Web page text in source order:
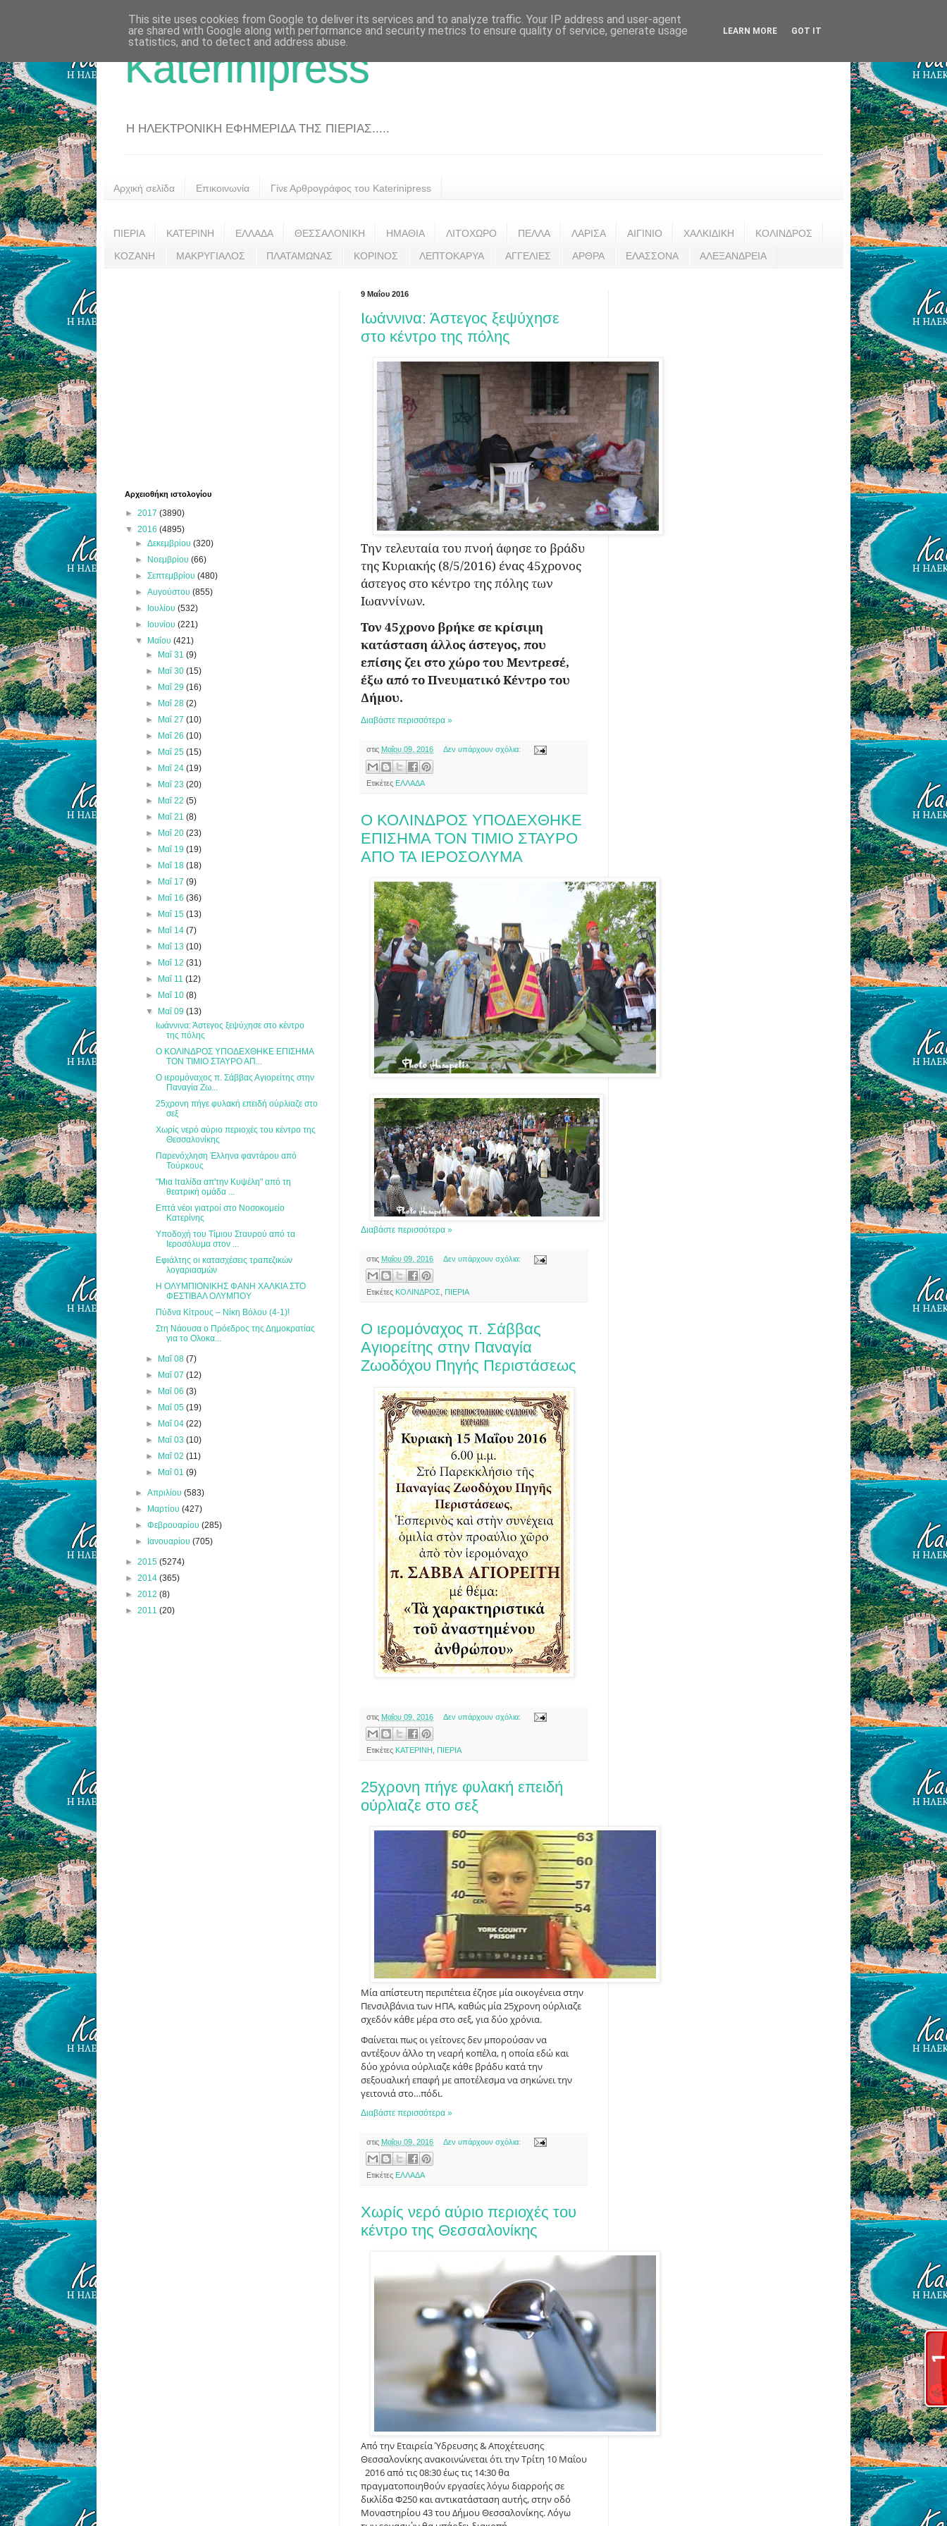
Katerinipress
Η ΗΛΕΚΤΡΟΝΙΚΗ ΕΦΗΜΕΡΙΔΑ ΤΗΣ ΠΙΕΡΙΑΣ.....
Αρχική σελίδα Επικοινωνία Γίνε Αρθρογράφος του Katerinipress
ΠΙΕΡΙΑ ΚΑΤΕΡΙΝΗ ΕΛΛΑΔΑ ΘΕΣΣΑΛΟΝΙΚΗ ΗΜΑΘΙΑ ΛΙΤΟΧΩΡΟ ΠΕΛΛΑ ΛΑΡΙΣΑ ΑΙΓΙΝΙΟ ΧΑΛΚΙΔΙΚΗ ΚΟΛΙΝΔΡΟΣ
ΚΟΖΑΝΗ ΜΑΚΡΥΓΙΑΛΟΣ ΠΛΑΤΑΜΩΝΑΣ ΚΟΡΙΝΟΣ ΛΕΠΤΟΚΑΡΥΑ ΑΓΓΕΛΙΕΣ ΑΡΘΡΑ ΕΛΑΣΣΟΝΑ ΑΛΕΞΑΝΔΡΕΙΑ
9 Μαΐου 2016
Ιωάννινα: Άστεγος ξεψύχησε
στο κέντρο της πόλης
Την τελευταία του πνοή άφησε το βράδυ
της Κυριακής (8/5/2016) ένας 45χρονος
άστεγος στο κέντρο της πόλης των
Ιωαννίνων.
Τον 45χρονο βρήκε σε κρίσιμη
κατάσταση άλλοςάστεγος, που
επίσης ζει στο χώρο του Μεντρεσέ,
έξω από το Πνευματικό Κέντρο του
Δήμου.
Διαβάστε περισσότερα »
στις Μαΐου 09, 2016 Δεν υπάρχουν σχόλια:
Ετικέτες ΕΛΛΑΔΑ
Ο ΚΟΛΙΝΔΡΟΣ ΥΠΟΔΕΧΘΗΚΕ
ΕΠΙΣΗΜΑ ΤΟΝ ΤΙΜΙΟ ΣΤΑΥΡΟ
ΑΠΟ ΤΑ ΙΕΡΟΣΟΛΥΜΑ
Διαβάστε περισσότερα »
στις Μαΐου 09, 2016 Δεν υπάρχουν σχόλια:
Ετικέτες ΚΟΛΙΝΔΡΟΣ ΠΙΕΡΙΑ
Ο ιερομόναχος π. Σάββας
Αγιορείτης στην Παναγία
Ζωοδόχου Πηγής Περιστάσεως
στις Μαΐου 09, 2016 Δεν υπάρχουν σχόλια:
Ετικέτες ΚΑΤΕΡΙΝΗ ΠΙΕΡΙΑ
25χρονη πήγε φυλακή επειδή
ούρλιαζε στο σεξ
Μία απίστευτη περιπέτεια έζησε μία οικογένεια στην
Πενσιλβάνια των ΗΠΑ, καθώς μία 25χρονη ούρλιαζε
σχεδόν κάθε μέρα στο σεξ, για δύο χρόνια.
Φαίνεται πως οι γείτονες δεν μπορούσαν να
αντέξουν άλλο τη νεαρή κοπέλα, η οποία εδώ και
δύο χρόνια ούρλιαζε κάθε βράδυ κατά την
σεξουαλική επαφή με αποτέλεσμα να σηκώνει την
γειτονιά στο…πόδι.
Διαβάστε περισσότερα »
στις Μαΐου 09, 2016 Δεν υπάρχουν σχόλια:
Ετικέτες ΕΛΛΑΔΑ
Χωρίς νερό αύριο περιοχές του
κέντρο της Θεσσαλονίκης
Από την Εταιρεία Ύδρευσης & Αποχέτευσης
Θεσσαλονίκης ανακοινώνεται ότι την Τρίτη 10 Μαΐου
2016 από τις 08:30 έως τις 14:30 θα
πραγματοποιηθούν εργασίες λόγω διαρροής σε
δικλίδα Φ250 και αντικατάσταση αυτής, στην οδό
Μοναστηρίου 43 του Δήμου Θεσσαλονίκης. Λόγω
Αρχειοθήκη ιστολογίου
► 2017 (3890)
▼ 2016 (4895)
►Δεκεμβρίου(320)
► Νοεμβρίου(66)
►Σεπτεμβρίου(480)
►Αυγούστου(855)
► Ιουλίου(532)
► Ιουνίου(221)
▼ Μαΐου(421)
► Μαΐ 31 (9)
► Μαΐ 30 (15)
► Μαΐ 29 (16)
► Μαΐ 28 (2)
► Μαΐ 27 (10)
► Μαΐ 26 (10)
► Μαΐ 25 (15)
► Μαΐ 24 (19)
► Μαΐ 23 (20)
► Μαΐ 22 (5)
► Μαΐ 21 (8)
► Μαΐ 20 (23)
► Μαΐ 19 (19)
► Μαΐ 18 (18)
► Μαΐ 17 (9)
► Μαΐ 16 (36)
► Μαΐ 15 (13)
► Μαΐ 14 (7)
► Μαΐ 13 (10)
► Μαΐ 12 (31)
► Μαΐ 11 (12)
► Μαΐ 10 (8)
▼ Μαΐ 09 (13)
Ιωάννινα: Άστεγος ξεψύχησε στο κέντρο
της πόλης
Ο ΚΟΛΙΝΔΡΟΣ ΥΠΟΔΕΧΘΗΚΕ ΕΠΙΣΗΜΑ
ΤΟΝ ΤΙΜΙΟ ΣΤΑΥΡΟ ΑΠ...
Ο ιερομόναχος π. Σάββας Αγιορείτης στην
Παναγία Ζω...
25χρονη πήγε φυλακή επειδή ούρλιαζε στο
σεξ
Χωρίς νερό αύριο περιοχές του κέντρο της
Θεσσαλονίκης
Παρενόχληση Έλληνα φαντάρου από
Τούρκους
"Μια Ιταλίδα απ'την Κυψέλη" από τη
θεατρική ομάδα ...
Επτά νέοι γιατροί στο Νοσοκομείο
Κατερίνης
Υποδοχή του Τίμιου Σταυρού από τα
Ιεροσόλυμα στον ...
Εφιάλτης οι κατασχέσεις τραπεζικών
λογαριασμών
Η ΟΛΥΜΠΙΟΝΙΚΗΣ ΦΑΝΗ ΧΑΛΚΙΑ ΣΤΟ
ΦΕΣΤΙΒΑΛ ΟΛΥΜΠΟΥ
Πύδνα Κίτρους – Νίκη Βόλου (4-1)!
Στη Νάουσα ο Πρόεδρος της Δημοκρατίας
για το Ολοκα...
► Μαΐ 08 (7)
► Μαΐ 07 (12)
► Μαΐ 06 (3)
► Μαΐ 05 (19)
► Μαΐ 04 (22)
► Μαΐ 03 (10)
► Μαΐ 02 (11)
► Μαΐ 01 (9)
►Απριλίου(583)
► Μαρτίου(427)
►Φεβρουαρίου(285)
► Ιανουαρίου(705)
► 2015 (5274)
► 2014 (365)
► 2012 (8)
► 2011 (20)
This site uses cookies from Google to deliver its services and to analyze traffic. Your IP address and user-agent
are shared with Google along with performance and security metrics to ensure quality of service, generate usage
statistics, and to detect and address abuse.
LEARN MORE GOT IT